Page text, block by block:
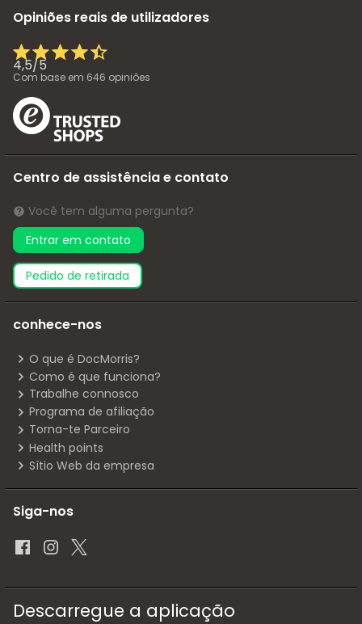
Opiniões reais de utilizadores
4,5/5
Com base em 646 opiniões
Centro de assistência e contato
Você tem alguma pergunta?
Entrar em contato
pedido de retirada
conhece-nos
O que é DocMorris?
Como é que funciona?
Trabalhe connosco
Programa de afiliação
Torna-te Parceiro
Health points
Sítio Web da empresa
Siga-nos
Descarregue a aplicação